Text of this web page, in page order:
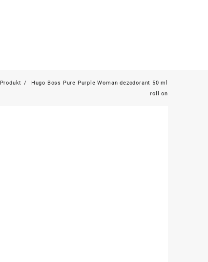
Produkt
Hugo Boss Pure Purple Woman dezodorant 50 ml
roll on